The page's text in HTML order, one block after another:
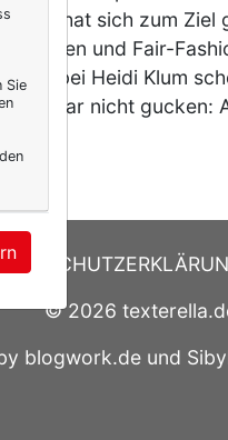
hat sich zum
und Fair-
Wer bei Heidi Klum
gar nicht gucken:
© 2026
blogwork.de und
Sie